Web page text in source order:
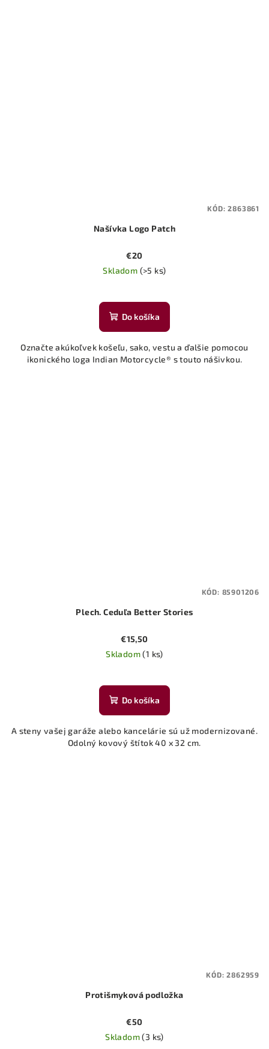
Našívka Logo Patch
€20
Skladom (>5 ks)
Do košíka
Označte akúkoľvek košeľu, sako, vestu a ďalšie pomocou
ikonického loga Indian Motorcycle® s touto nášivkou.
KÓD:2863861
Plech. Ceduľa Better Stories
€15,50
Skladom(1 ks)
Do košíka
A steny vašej garáže alebo kancelárie sú už modernizované.
Odolný kovový štítok 40 x 32 cm.
KÓD: 85901206
Protišmyková podložka
€50
Skladom(3 ks)
KÓD:2862959